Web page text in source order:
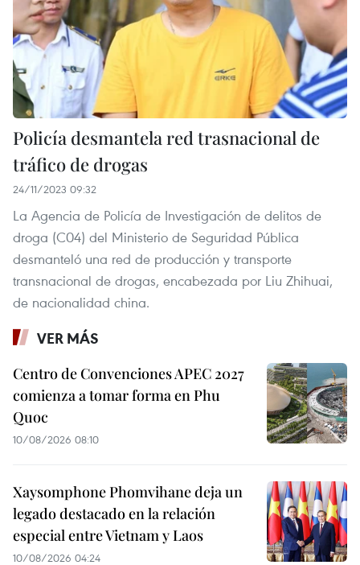
Policía desmantela red trasnacional de
tráfico de drogas
24/11/2023 09:32
La Agencia de Policía de Investigación de delitos de
droga (C04) del Ministerio de Seguridad Pública
desmanteló una red de producción y transporte
transnacional de drogas, encabezada por Liu Zhihuai,
de nacionalidad china.
VER MÁS
Centro de Convenciones APEC 2027
comienza a tomar forma en Phu
Quoc
10/08/2026 08:10
Xaysomphone Phomvihane deja un
legado destacado en la relación
especial entre Vietnam y Laos
10/08/2026 04:24